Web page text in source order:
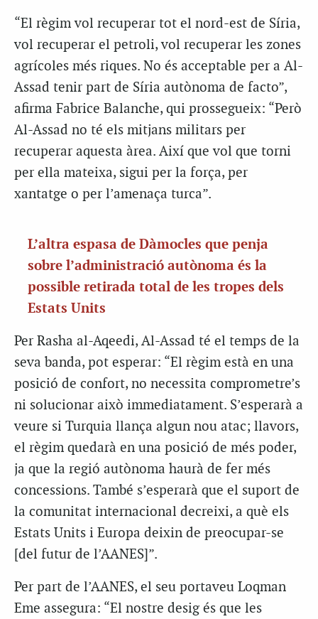
“El règim vol recuperar tot el nord-est de Síria,
vol recuperar el petroli, vol recuperar les zones
agrícoles més riques. No és acceptable per a Al-
Assad tenir part de Síria autònoma de facto”,
afirma Fabrice Balanche, qui prossegueix: “Però
Al-Assad no té els mitjans militars per
recuperar aquesta àrea. Així que vol que torni
per ella mateixa, sigui per la força, per
xantatge o per l’amenaça turca”.
L’altra espasa de Dàmocles que penja
sobre l’administració autònoma és la
possible retirada total de les tropes dels
Estats Units
Per Rasha al-Aqeedi, Al-Assad té el temps de la
seva banda, pot esperar: “El règim està en una
posició de confort, no necessita comprometre’s
ni solucionar això immediatament. S’esperarà a
veure si Turquia llança algun nou atac; llavors,
el règim quedarà en una posició de més poder,
ja que la regió autònoma haurà de fer més
concessions. També s’esperarà que el suport de
la comunitat internacional decreixi, a què els
Estats Units i Europa deixin de preocupar-se
[del futur de l’AANES]”.
Per part de l’AANES, el seu portaveu Loqman
Eme assegura: “El nostre desig és que les